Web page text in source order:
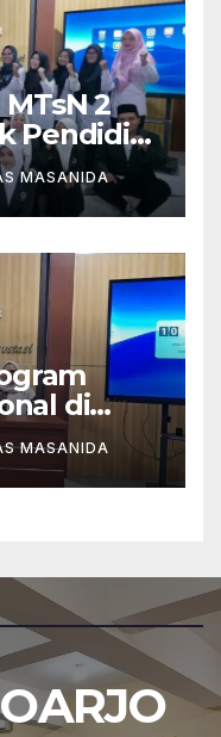
2
Pendidik
MASANIDA
di
MASANIDA